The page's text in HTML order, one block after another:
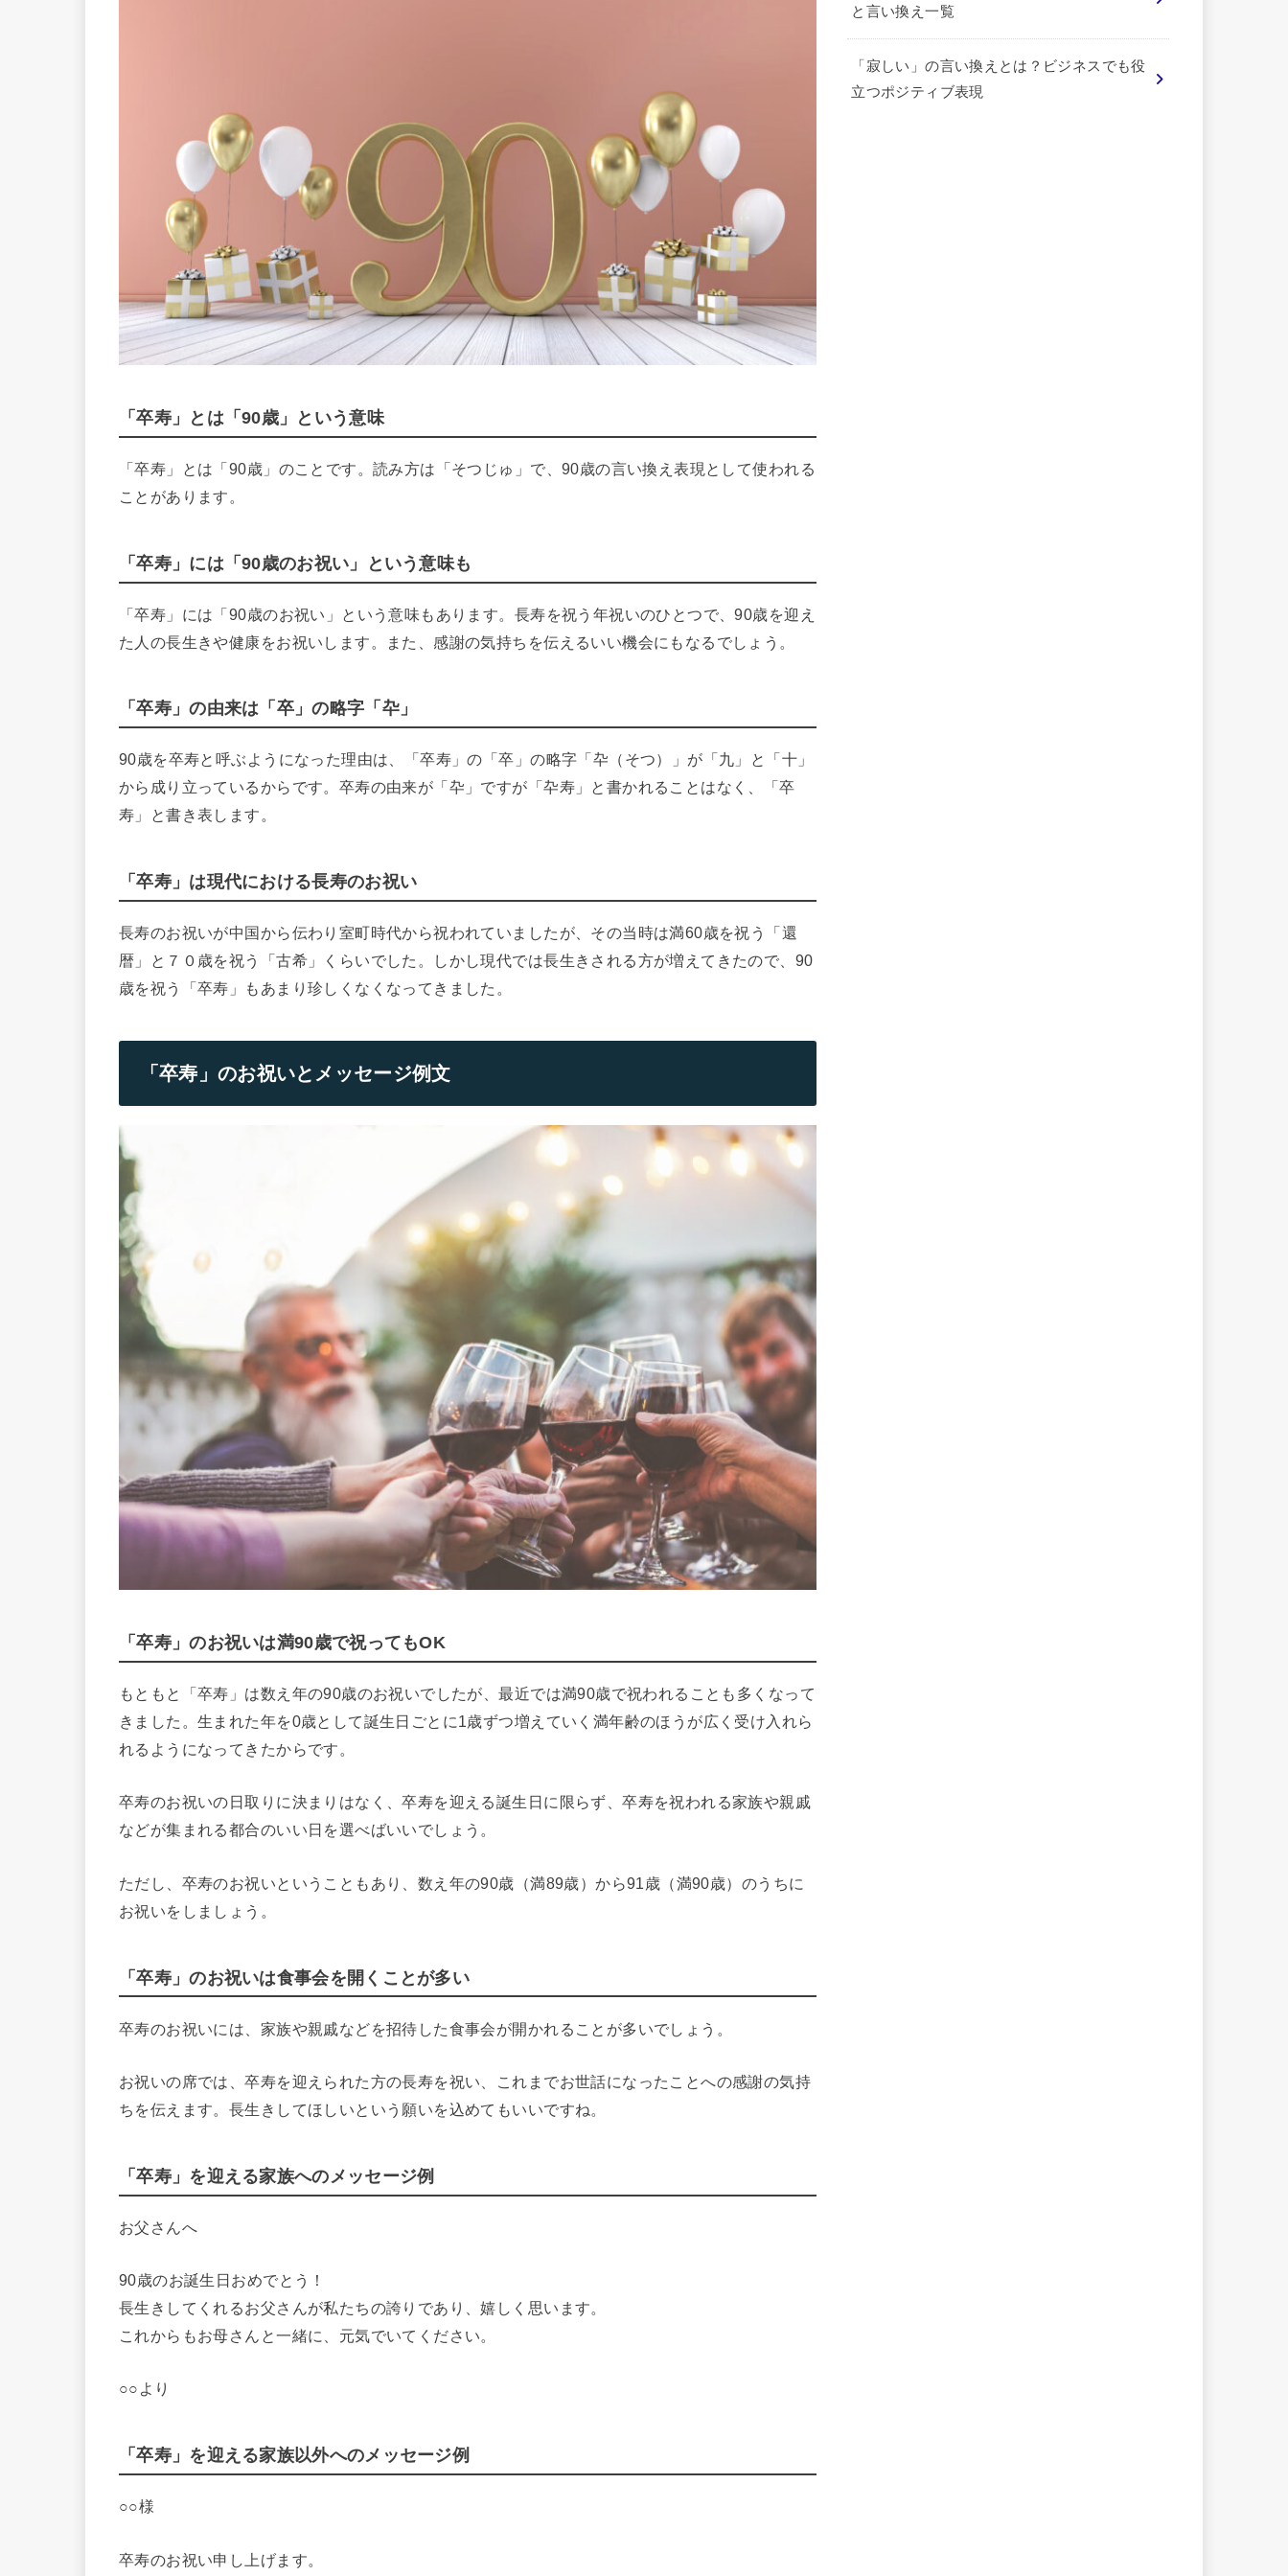
「卒寿」とは「90歳」という意味
「卒寿」とは「90歳」のことです。読み方は「そつじゅ」で、90歳の言い換え表現として使われる
ことがあります。
「卒寿」には「90歳のお祝い」という意味も
「卒寿」には「90歳のお祝い」という意味もあります。長寿を祝う年祝いのひとつで、90歳を迎え
た人の長生きや健康をお祝いします。また、感謝の気持ちを伝えるいい機会にもなるでしょう。
「卒寿」の由来は「卒」の略字「卆」
90歳を卒寿と呼ぶようになった理由は、「卒寿」の「卒」の略字「卆（そつ）」が「九」と「十」
から成り立っているからです。卒寿の由来が「卆」ですが「卆寿」と書かれることはなく、「卒
寿」と書き表します。
「卒寿」は現代における長寿のお祝い
長寿のお祝いが中国から伝わり室町時代から祝われていましたが、その当時は満60歳を祝う「還
暦」と７０歳を祝う「古希」くらいでした。しかし現代では長生きされる方が増えてきたので、90
歳を祝う「卒寿」もあまり珍しくなくなってきました。
「卒寿」のお祝いとメッセージ例文
「卒寿」のお祝いは満90歳で祝ってもOK
もともと「卒寿」は数え年の90歳のお祝いでしたが、最近では満90歳で祝われることも多くなって
きました。生まれた年を0歳として誕生日ごとに1歳ずつ増えていく満年齢のほうが広く受け入れら
れるようになってきたからです。
卒寿のお祝いの日取りに決まりはなく、卒寿を迎える誕生日に限らず、卒寿を祝われる家族や親戚
などが集まれる都合のいい日を選べばいいでしょう。
ただし、卒寿のお祝いということもあり、数え年の90歳（満89歳）から91歳（満90歳）のうちに
お祝いをしましょう。
「卒寿」のお祝いは食事会を開くことが多い
卒寿のお祝いには、家族や親戚などを招待した食事会が開かれることが多いでしょう。
お祝いの席では、卒寿を迎えられた方の長寿を祝い、これまでお世話になったことへの感謝の気持
ちを伝えます。長生きしてほしいという願いを込めてもいいですね。
「卒寿」を迎える家族へのメッセージ例
お父さんへ
90歳のお誕生日おめでとう！
長生きしてくれるお父さんが私たちの誇りであり、嬉しく思います。
これからもお母さんと一緒に、元気でいてください。
○○より
「卒寿」を迎える家族以外へのメッセージ例
○○様
卒寿のお祝い申し上げます。
と言い換え一覧
「寂しい」の言い換えとは？ビジネスでも役
立つポジティブ表現